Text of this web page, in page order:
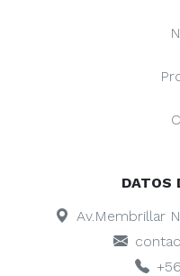
DATOS
Av.Membrillar